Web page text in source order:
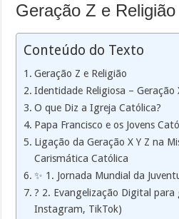
Geração Z e Religião
Conteúdo do Texto
Geração Z e Religião
Identidade Religiosa – Geração
O que Diz a Igreja Católica?
Papa Francisco e os Jovens
Ligação da Geração X Y Z na
Carismática Católica
✨ 1. Jornada Mundial da
? 2. Evangelização Digital para
Instagram, TikTok)